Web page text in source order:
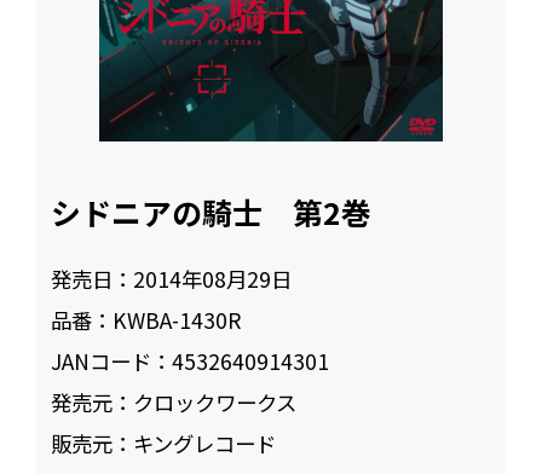
シドニアの騎士 第2巻
発売日： 2014年08月29日
品番： KWBA-1430R
JANコード：4532640914301
発売元： クロックワークス
販売元： キングレコード